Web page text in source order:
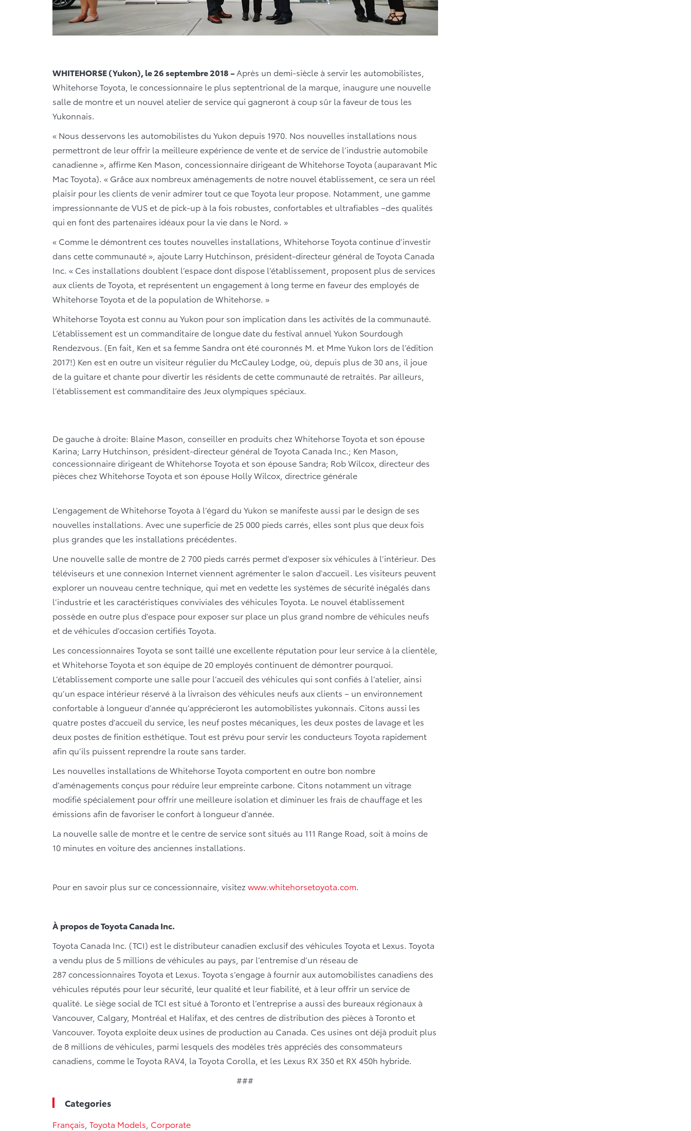
WHITEHORSE (Yukon), le 26 septembre 2018 – Après un demi-siècle à servir les automobilistes,
Whitehorse Toyota, le concessionnaire le plus septentrional de la marque, inaugure une nouvelle
salle de montre et un nouvel atelier de service qui gagneront à coup sûr la faveur de tous les
Yukonnais.
« Nous desservons les automobilistes du Yukon depuis 1970. Nos nouvelles installations nous
permettront de leur offrir la meilleure expérience de vente et de service de l’industrie automobile
canadienne », affirme Ken Mason, concessionnaire dirigeant de Whitehorse Toyota (auparavant Mic
Mac Toyota). « Grâce aux nombreux aménagements de notre nouvel établissement, ce sera un réel
plaisir pour les clients de venir admirer tout ce que Toyota leur propose. Notamment, une gamme
impressionnante de VUS et de pick-up à la fois robustes, confortables et ultrafiables –des qualités
qui en font des partenaires idéaux pour la vie dans le Nord. »
« Comme le démontrent ces toutes nouvelles installations, Whitehorse Toyota continue d’investir
dans cette communauté », ajoute Larry Hutchinson, président-directeur général de Toyota Canada
Inc. « Ces installations doublent l’espace dont dispose l’établissement, proposent plus de services
aux clients de Toyota, et représentent un engagement à long terme en faveur des employés de
Whitehorse Toyota et de la population de Whitehorse. »
Whitehorse Toyota est connu au Yukon pour son implication dans les activités de la communauté.
L’établissement est un commanditaire de longue date du festival annuel Yukon Sourdough
Rendezvous. (En fait, Ken et sa femme Sandra ont été couronnés M. et Mme Yukon lors de l’édition
2017!) Ken est en outre un visiteur régulier du McCauley Lodge, où, depuis plus de 30 ans, il joue
de la guitare et chante pour divertir les résidents de cette communauté de retraités. Par ailleurs,
l’établissement est commanditaire des Jeux olympiques spéciaux.
De gauche à droite: Blaine Mason, conseiller en produits chez Whitehorse Toyota et son épouse
Karina; Larry Hutchinson, président-directeur général de Toyota Canada Inc.; Ken Mason,
concessionnaire dirigeant de Whitehorse Toyota et son épouse Sandra; Rob Wilcox, directeur des
pièces chez Whitehorse Toyota et son épouse Holly Wilcox, directrice générale
L’engagement de Whitehorse Toyota à l’égard du Yukon se manifeste aussi par le design de ses
nouvelles installations. Avec une superficie de 25 000 pieds carrés, elles sont plus que deux fois
plus grandes que les installations précédentes.
Une nouvelle salle de montre de 2 700 pieds carrés permet d’exposer six véhicules à l’intérieur. Des
téléviseurs et une connexion Internet viennent agrémenter le salon d’accueil. Les visiteurs peuvent
explorer un nouveau centre technique, qui met en vedette les systèmes de sécurité inégalés dans
l’industrie et les caractéristiques conviviales des véhicules Toyota. Le nouvel établissement
possède en outre plus d’espace pour exposer sur place un plus grand nombre de véhicules neufs
et de véhicules d’occasion certifiés Toyota.
Les concessionnaires Toyota se sont taillé une excellente réputation pour leur service à la clientèle,
et Whitehorse Toyota et son équipe de 20 employés continuent de démontrer pourquoi.
L’établissement comporte une salle pour l’accueil des véhicules qui sont confiés à l’atelier, ainsi
qu’un espace intérieur réservé à la livraison des véhicules neufs aux clients – un environnement
confortable à longueur d’année qu’apprécieront les automobilistes yukonnais. Citons aussi les
quatre postes d’accueil du service, les neuf postes mécaniques, les deux postes de lavage et les
deux postes de finition esthétique. Tout est prévu pour servir les conducteurs Toyota rapidement
afin qu’ils puissent reprendre la route sans tarder.
Les nouvelles installations de Whitehorse Toyota comportent en outre bon nombre
d’aménagements conçus pour réduire leur empreinte carbone. Citons notamment un vitrage
modifié spécialement pour offrir une meilleure isolation et diminuer les frais de chauffage et les
émissions afin de favoriser le confort à longueur d’année.
La nouvelle salle de montre et le centre de service sont situés au 111 Range Road, soit à moins de
10 minutes en voiture des anciennes installations.
Pour en savoir plus sur ce concessionnaire, visitez www.whitehorsetoyota.com.
À propos de Toyota Canada Inc.
Toyota Canada Inc. (TCI) est le distributeur canadien exclusif des véhicules Toyota et Lexus. Toyota
a vendu plus de 5 millions de véhicules au pays, par l’entremise d’un réseau de
287 concessionnaires Toyota et Lexus. Toyota s’engage à fournir aux automobilistes canadiens des
véhicules réputés pour leur sécurité, leur qualité et leur fiabilité, et à leur offrir un service de
qualité. Le siège social de TCI est situé à Toronto et l’entreprise a aussi des bureaux régionaux à
Vancouver, Calgary, Montréal et Halifax, et des centres de distribution des pièces à Toronto et
Vancouver. Toyota exploite deux usines de production au Canada. Ces usines ont déjà produit plus
de 8 millions de véhicules, parmi lesquels des modèles très appréciés des consommateurs
canadiens, comme le Toyota RAV4, la Toyota Corolla, et les Lexus RX 350 et RX 450h hybride.
###
Categories
Français Toyota Models Corporate